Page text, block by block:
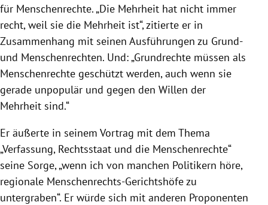
für Menschenrechte. „Die Mehrheit hat nicht immer
recht, weil sie die Mehrheit ist“, zitierte er in
Zusammenhang mit seinen Ausführungen zu Grund-
und Menschenrechten. Und: „Grundrechte müssen als
Menschenrechte geschützt werden, auch wenn sie
gerade unpopulär und gegen den Willen der
Mehrheit sind.“
Er äußerte in seinem Vortrag mit dem Thema
„Verfassung, Rechtsstaat und die Menschenrechte“
seine Sorge, „wenn ich von manchen Politikern höre,
regionale Menschenrechts-Gerichtshöfe zu
untergraben“. Er würde sich mit anderen Proponenten